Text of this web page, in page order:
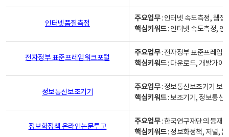
인터넷품질측정
주요업무: 인터넷 속도측정, 웹접
핵심키워드: 인터넷 속도측정, 인
전자정부 표준프레임워크포털
주요업무: 전자정부 표준프레임
핵심키워드: 다운로드, 개발가이
정보통신보조기기
주요업무: 정보통신보조기기 보
핵심키워드: 보조기기, 정보통신
정보화정책 온라인논문투고
주요업무: 한국연구재단의 등재
핵심키워드: 정보화정책, 저널,